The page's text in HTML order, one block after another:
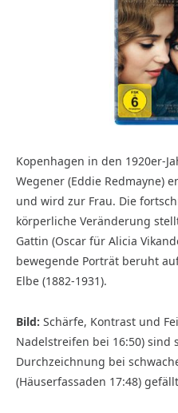
Kopenhagen in den 1920er-
Wegener (Eddie Redmayne)
und wird zur Frau. Die
körperliche Veränderung
Gattin (Oscar für Alicia
bewegende Porträt beruht
Elbe (1882-1931).
Bild: Schärfe, Kontrast und
Nadelstreifen bei 16:50) sind
Durchzeichnung bei
(Häuserfassaden 17:48)